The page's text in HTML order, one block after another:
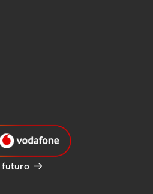
futuro